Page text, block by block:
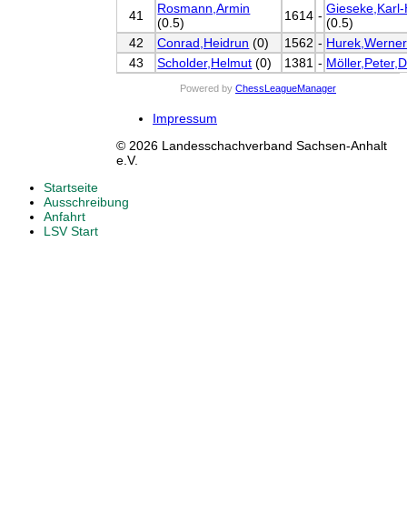
41
Rosmann,Armin
(0.5)
1614 - (0.5)
42
Conrad,Heidrun (0) 1562 - Hurek,Werner
43
Scholder,Helmut (0) 1381 -
Powered by ChessLeagueManager
Impressum
© 2026 Landesschachverband Sachsen-Anhalt
e.V.
Startseite
Ausschreibung
Anfahrt
LSV Start